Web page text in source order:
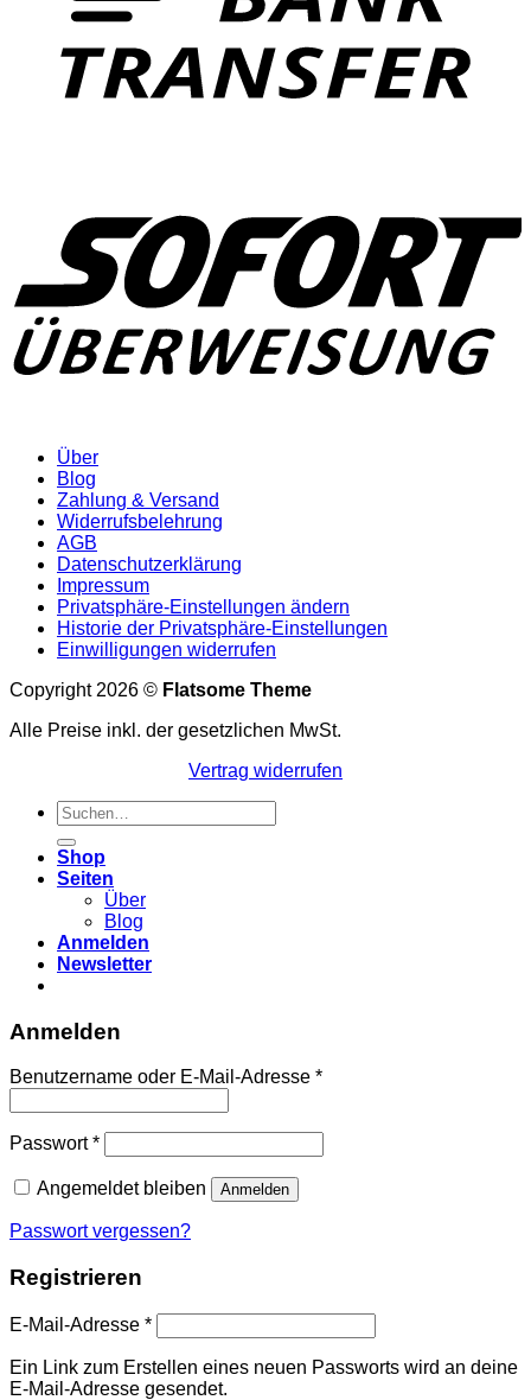
Über
Blog
Zahlung & Versand
Widerrufsbelehrung
AGB
Datenschutzerklärung
Impressum
Privatsphäre-Einstellungen ändern
Historie der Privatsphäre-Einstellungen
Einwilligungen widerrufen
Copyright 2026 © Flatsome Theme
Alle Preise inkl. der gesetzlichen MwSt.
Vertrag widerrufen
Suchen
nach:
Shop
Seiten
Über
Blog
Anmelden
Newsletter
Anmelden
Benutzername oder E-Mail-Adresse *Erforderlich
Passwort*Erforderlich
Angemeldet bleiben Anmelden
Passwort vergessen?
Registrieren
E-Mail-Adresse *Erforderlich
Ein Link zum Erstellen eines neuen Passworts wird an deine
E-Mail-Adresse gesendet.